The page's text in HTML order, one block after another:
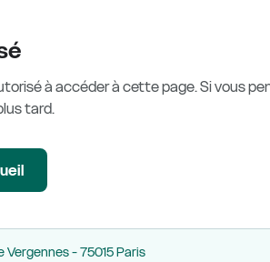
à accéder à cette page. Si vous
tard.
Vergennes - 75015 Paris